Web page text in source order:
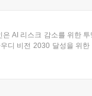
AI 리스크 감소를 위한
디 비전 2030 달성을 위